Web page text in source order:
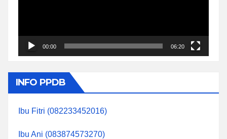
00:00 06:20
INFO PPDB
Ibu Fitri (082233452016)
Ibu Ani (083874573270)